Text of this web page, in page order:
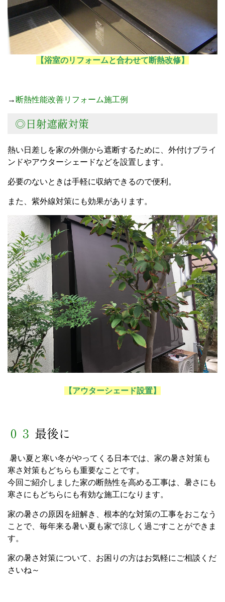
【浴室のリフォームと合わせて断熱改修】
→ 断熱性能改善リフォーム施工例
◎日射遮蔽対策
熱い日差しを家の外側から遮断するために、外付けブライ
ンドやアウターシェードなどを設置します。
必要のないときは手軽に収納できるので便利。
また、紫外線対策にも効果があります。
【アウターシェード設置】
０３ 最後に
暑い夏と寒い冬がやってくる日本では、家の暑さ対策も
寒さ対策もどちらも重要なことです。
今回ご紹介しました家の断熱性を高める工事は、暑さにも
寒さにもどちらにも有効な施工になります。
家の暑さの原因を紐解き、根本的な対策の工事をおこなう
ことで、毎年来る暑い夏も家で涼しく過ごすことができま
す。
家の暑さ対策について、お困りの方はお気軽にご相談くだ
さいね～